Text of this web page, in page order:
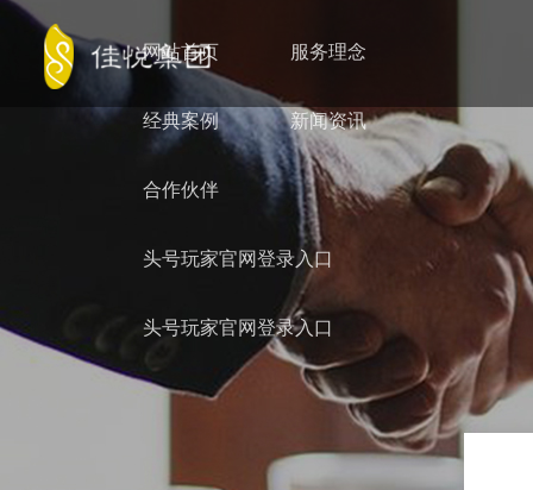
网站首页 服务理念
经典案例 新闻资讯
合作伙伴
头号玩家官网登录入口
头号玩家官网登录入口